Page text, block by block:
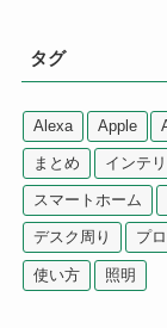
タグ
Alexa Apple
まとめ インテ
スマートホーム
デスク周り プ
使い方 照明